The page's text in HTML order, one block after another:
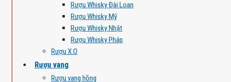
Rượu Whisky Đài Loan
Rượu Whisky Mỹ
Rượu Whisky Nhật
Rượu Whisky Pháp
Rượu X.O
Rượu vang
Rượu vang hồng